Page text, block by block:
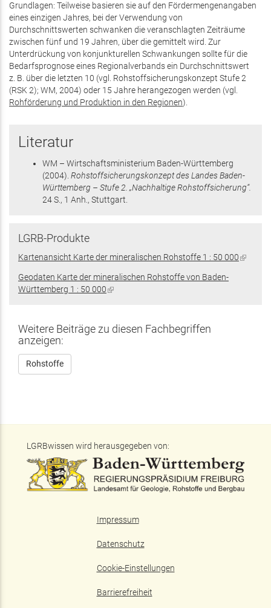
Grundlagen: Teilweise basieren sie auf den Fördermengenangaben
eines einzigen Jahres, bei der Verwendung von
Durchschnittswerten schwanken die veranschlagten Zeiträume
zwischen fünf und 19 Jahren, über die gemittelt wird. Zur
Unterdrückung von konjunkturellen Schwankungen sollte für die
Bedarfsprognose eines Regionalverbands ein Durchschnittswert
z. B. über die letzten 10 (vgl. Rohstoffsicherungskonzept Stufe 2
(RSK 2); WM, 2004) oder 15 Jahre herangezogen werden (vgl.
Rohförderung und Produktion in den Regionen).
Literatur
WM – Wirtschaftsministerium Baden-Württemberg
(2004). Rohstoffsicherungskonzept des Landes Baden-
Württemberg – Stufe 2. „Nachhaltige Rohstoffsicherung“.
24 S., 1 Anh., Stuttgart.
LGRB-Produkte
Kartenansicht Karte der mineralischen Rohstoffe 1 : 50 000(Link
Geodaten Karte der mineralischen Rohstoffe von Baden-
Württemberg 1 : 50 000(Link
Weitere Beiträge zu diesen Fachbegriffen
anzeigen:
Rohstoffe
LGRBwissen wird herausgegeben von:
Impressum
Datenschutz
Cookie-Einstellungen
Barrierefreiheit